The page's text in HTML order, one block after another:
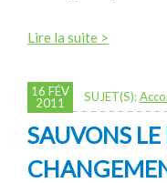
Lire la suite >
16 FÉV
2011
SUJET(S):
SAUVONS